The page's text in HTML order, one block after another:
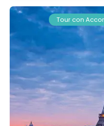
Tour con